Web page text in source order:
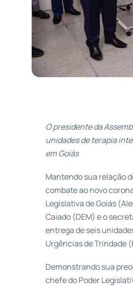
O presidente da
unidades de terapia
em Goiás
Mantendo sua relação
combate ao novo
Legislativa de Goiás
Caiado (DEM) e o
entrega de seis
Urgências de Trindade
Demonstrando sua
chefe do Poder